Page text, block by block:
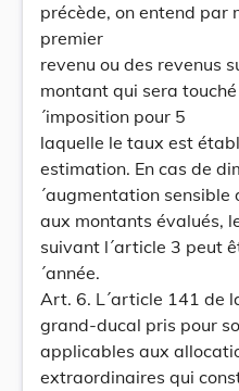
précède, on entend par
premier
revenu ou des revenus
montant qui sera
´imposition pour 5
laquelle le taux est
estimation. En cas de
´augmentation
aux montants évalués,
suivant l´article 3 peut
´année.
Art. 6. L´article 141 de
grand-ducal pris pour
applicables aux
extraordinaires qui